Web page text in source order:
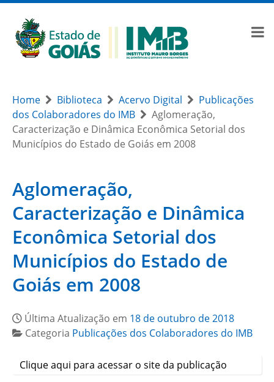
Home Biblioteca Acervo Digital
Publicações
dos Colaboradores do IMB
Aglomeração,
Caracterização e Dinâmica Econômica Setorial dos
Municípios do Estado de Goiás em 2008
Aglomeração,
Caracterização e Dinâmica
Econômica Setorial dos
Municípios do Estado de
Goiás em 2008
Última Atualização em 18 de outubro de 2018
Categoria Publicações dos Colaboradores do IMB
Clique aqui para acessar o site da publicação